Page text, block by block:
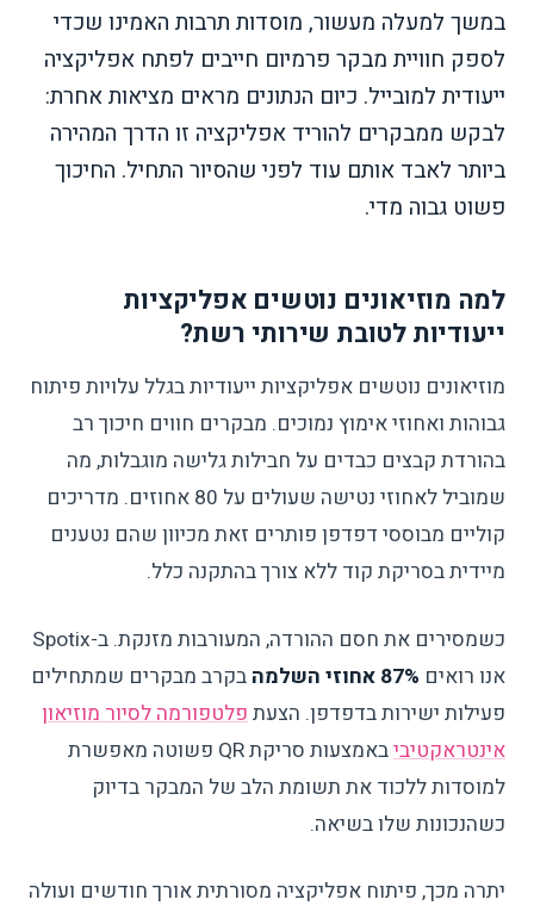
במשך למעלה מעשור, מוסדות תרבות האמינו שכדי
לספק חוויית מבקר פרמיום חייבים לפתח אפליקציה
ייעודית למובייל. כיום הנתונים מראים מציאות אחרת:
לבקש ממבקרים להוריד אפליקציה זו הדרך המהירה
ביותר לאבד אותם עוד לפני שהסיור התחיל. החיכוך
פשוט גבוה מדי.
למה מוזיאונים נוטשים אפליקציות
ייעודיות לטובת שירותי רשת?
מוזיאונים נוטשים אפליקציות ייעודיות בגלל עלויות פיתוח
גבוהות ואחוזי אימוץ נמוכים. מבקרים חווים חיכוך רב
בהורדת קבצים כבדים על חבילות גלישה מוגבלות, מה
שמוביל לאחוזי נטישה שעולים על 80 אחוזים. מדריכים
קוליים מבוססי דפדפן פותרים זאת מכיוון שהם נטענים
מיידית בסריקת קוד ללא צורך בהתקנה כלל.
כשמסירים את חסם ההורדה, המעורבות מזנקת. ב-Spotix
אנו רואים 87% אחוזי השלמה
בקרב מבקרים שמתחילים
פעילות ישירות בדפדפן. הצעת פלטפורמה לסיור מוזיאון
אינטראקטיבי
באמצעות סריקת QR פשוטה מאפשרת
למוסדות ללכוד את תשומת הלב של המבקר בדיוק
כשהנכונות שלו בשיאה.
יתרה מכך, פיתוח אפליקציה מסורתית אורך חודשים ועולה